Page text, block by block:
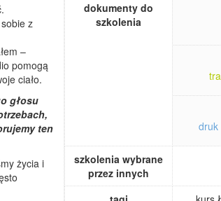
z
–
pomogą
ciało.
głosu
ten
życia i
dokumenty do
szkolenia
druk
szkolenia wybrane
przez innych